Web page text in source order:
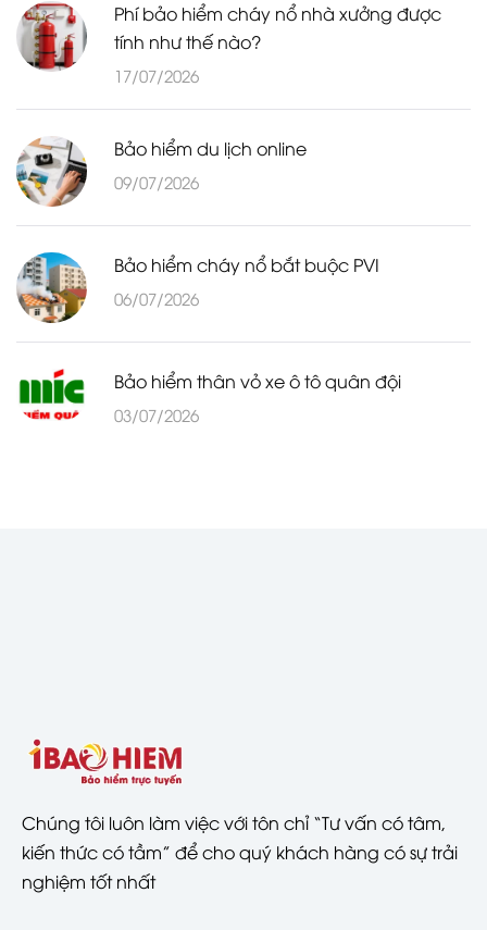
Phí bảo hiểm cháy nổ nhà xưởng được
tính như thế nào?
17/07/2026
Bảo hiểm du lịch online
09/07/2026
Bảo hiểm cháy nổ bắt buộc PVI
06/07/2026
Bảo hiểm thân vỏ xe ô tô quân đội
03/07/2026
Chúng tôi luôn làm việc với tôn chỉ “Tư vấn có tâm,
kiến thức có tầm” để cho quý khách hàng có sự trải
nghiệm tốt nhất